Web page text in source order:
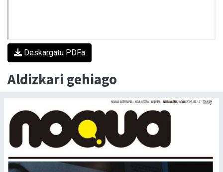
Deskargatu PDFa
Aldizkari gehiago